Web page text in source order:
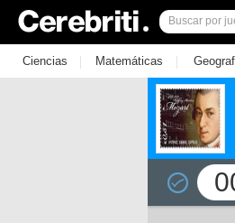
Ciencias | Matemáticas |